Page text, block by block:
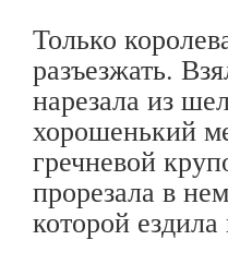
Только
разъезжать.
нарезала из
хорошенький
гречневой
прорезала в
которой